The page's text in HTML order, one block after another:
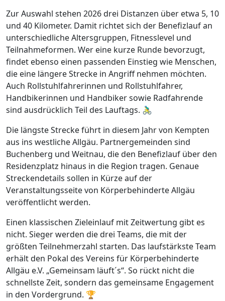
Zur Auswahl stehen 2026 drei Distanzen über etwa 5, 10
und 40 Kilometer. Damit richtet sich der Benefizlauf an
unterschiedliche Altersgruppen, Fitnesslevel und
Teilnahmeformen. Wer eine kurze Runde bevorzugt,
findet ebenso einen passenden Einstieg wie Menschen,
die eine längere Strecke in Angriff nehmen möchten.
Auch Rollstuhlfahrerinnen und Rollstuhlfahrer,
Handbikerinnen und Handbiker sowie Radfahrende
sind ausdrücklich Teil des Lauftags. 🚴‍♂️
Die längste Strecke führt in diesem Jahr von Kempten
aus ins westliche Allgäu. Partnergemeinden sind
Buchenberg und Weitnau, die den Benefizlauf über den
Residenzplatz hinaus in die Region tragen. Genaue
Streckendetails sollen in Kürze auf der
Veranstaltungsseite von Körperbehinderte Allgäu
veröffentlicht werden.
Einen klassischen Zieleinlauf mit Zeitwertung gibt es
nicht. Sieger werden die drei Teams, die mit der
größten Teilnehmerzahl starten. Das laufstärkste Team
erhält den Pokal des Vereins für Körperbehinderte
Allgäu e.V. „Gemeinsam läuft´s“. So rückt nicht die
schnellste Zeit, sondern das gemeinsame Engagement
in den Vordergrund. 🏆